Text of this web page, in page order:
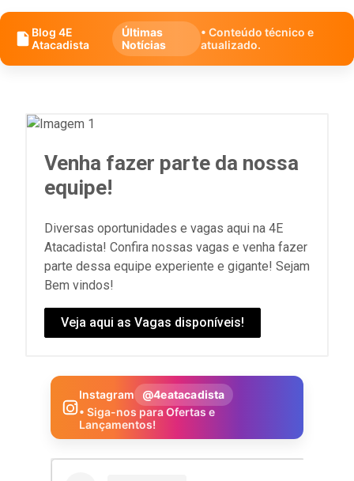
Blog 4E
Atacadista
Últimas
Notícias
• Conteúdo técnico e
atualizado.
Venha fazer parte da nossa
equipe!
Diversas oportunidades e vagas aqui na 4E
Atacadista! Confira nossas vagas e venha fazer
parte dessa equipe experiente e gigante! Sejam
Bem vindos!
Veja aqui as Vagas disponíveis!
Instagram
@4eatacadista
• Siga-nos para Ofertas e
Lançamentos!